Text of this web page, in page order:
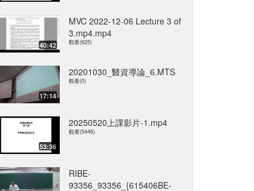
40:42
MVC 2022-12-06 Lecture 3 of
3.mp4.mp4
觀看(625)
17:14
20201030_醫資導論_6.MTS
觀看(0)
53:36
20250520上課影片-1.mp4
觀看(5446)
RIBE-
93356_93356_{615406BE-